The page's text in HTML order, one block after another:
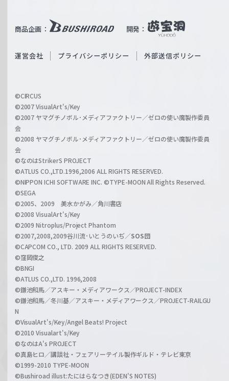
ß
c
a
r
z
商品企画： 開発：
b
O
i
l
h
a
n
l
運営会社 プライバシーポリシー 外部送信ポリシー
©CIRCUS
©2007 VisualArt's/Key
©2007 ヤマグチノボル･メディアファクトリー／ゼロの使い魔製作委員
会
©2008 ヤマグチノボル･メディアファクトリー／ゼロの使い魔製作委員
会
©なのはStrikerS PROJECT
©ATLUS CO.,LTD.1996,2006 ALL RIGHTS RESERVED.
©NIPPON ICHI SOFTWARE INC. ©TYPE-MOON All Rights Reserved.
©SEGA
©2005、2009 美水かがみ／角川書店
©2008 VisualArt's/Key
©2009 Nitroplus/Project Phantom
©2007,2008,2009谷川流･いとうのいぢ／SOS団
©CAPCOM CO., LTD. 2009 ALL RIGHTS RESERVED.
©窪岡俊之
©BNGI
©ATLUS CO.,LTD. 1996,2008
©鎌池和馬／アスキー・メディアワークス／PROJECT-INDEX
©鎌池和馬／冬川基／アスキー・メディアワークス／PROJECT-RAILGU
N
©VisualArt's/Key/Angel Beats! Project
©2010 Visualart's/Key
©なのはA's PROJECT
©真島ヒロ／講談社・フェアリーテイル製作ギルド・テレビ東京
©1999-2010 TYPE-MOON
©Bushiroad illust:たにはらなつき(EDEN'S NOTES)